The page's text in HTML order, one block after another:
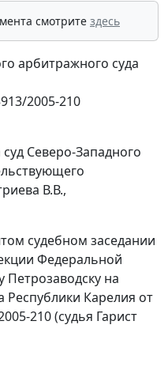
смотрите здесь
арбитражного суда
2005-210
Северо-Западного
В.В.,
судебном заседании
Федеральной
Петрозаводску на
Карелия от
210 (судья Гарист